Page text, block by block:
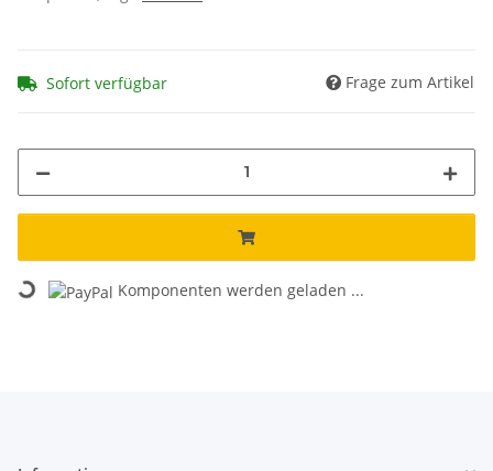
Sofort verfügbar Frage zum Artikel
Loading... Komponenten werden geladen ...